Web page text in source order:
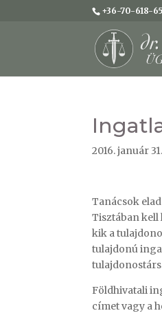
+36-70-618-
2016. január 31.
Tanácsok
Tisztában kell
kik a
tulajdonú
Földhivatali
címet vagy a